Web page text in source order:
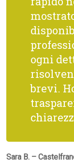
ogni
brevi.
Sara B. –